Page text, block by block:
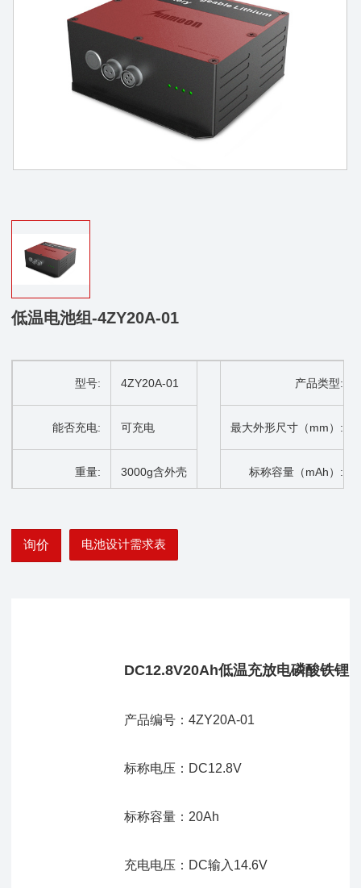
低温电池组-4ZY20A-01
型号: 4ZY20A-01 产品类型:
能否充电: 可充电 最大外形尺寸（mm）:
重量: 3000g含外壳 标称容量（mAh）:
询价 电池设计需求表
DC12.8V20Ah低温充放电磷酸铁锂
产品编号：4ZY20A-01
标称电压：DC12.8V
标称容量：20Ah
充电电压：DC输入14.6V